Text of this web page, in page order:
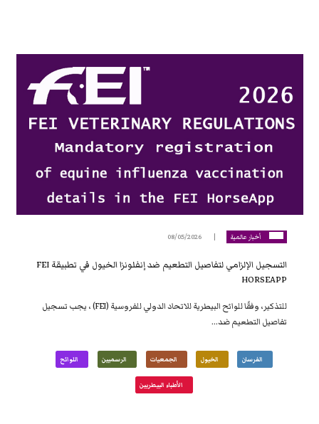
أخبار عالمية
التسجيل الإلزامي لتفاصيل التطعيم ضد إنفلونزا الخيول في تطبيقة FEI
HORSEAPP
للتذكير، وفقًا للوائح البيطرية للاتحاد الدولي للفروسية (FEI) ، يجب تسجيل
تفاصيل التطعيم ضد...
الفرسان الخيول الجمعيات الرسميين اللوائح
الأطباء البيطريين